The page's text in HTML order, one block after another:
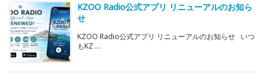
KZOO Radio公式アプリ リニューアルのお知ら
せ
KZOO Radio公式アプリ リニューアルのお知らせ いつ
もKZ ...